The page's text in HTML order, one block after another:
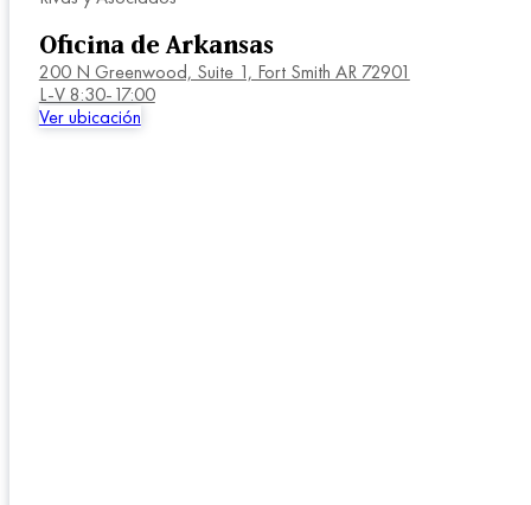
Oficina de Arkansas
200 N Greenwood, Suite 1, Fort Smith AR 72901
L-V 8:30-17:00
Ver ubicación